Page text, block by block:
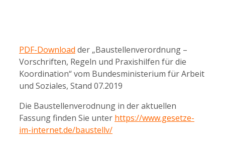
PDF-Download der „Baustellenverordnung –
Vorschriften, Regeln und Praxishilfen für die
Koordination“ vom Bundesministerium für Arbeit
und Soziales, Stand 07.2019
Die Baustellenverodnung in der aktuellen
Fassung finden Sie unter https://www.gesetze-
im-internet.de/baustellv/